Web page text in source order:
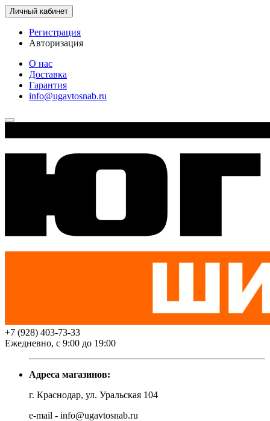
Личный кабинет
Регистрация
Авторизация
О нас
Доставка
Гарантия
info@ugavtosnab.ru
+7 (928) 403-73-33
Ежедневно, с 9:00 до 19:00
Адреса магазинов:
г. Краснодар, ул. Уральская 104
e-mail - info@ugavtosnab.ru